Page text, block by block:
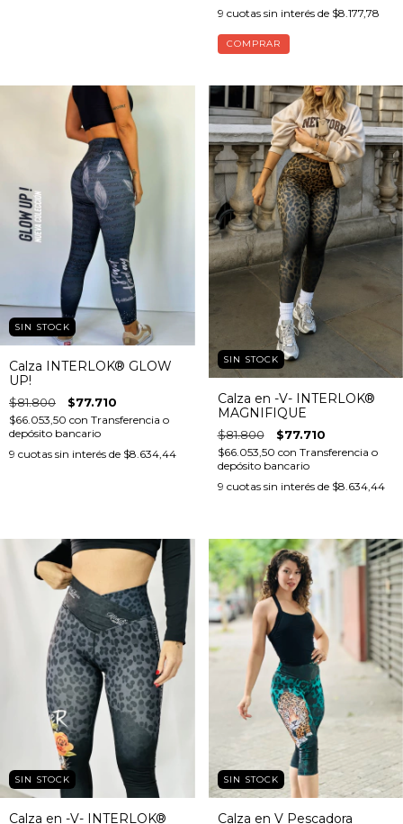
9 cuotas sin interés de $8.177,78
COMPRAR
SIN STOCK
Calza INTERLOK® GLOW
UP!
$81.800 $77.710
$66.053,50 con Transferencia o
depósito bancario
9 cuotas sin interés de $8.634,44
SIN STOCK
Calza en -V- INTERLOK®
MAGNIFIQUE
$81.800 $77.710
$66.053,50 con Transferencia o
depósito bancario
9 cuotas sin interés de $8.634,44
SIN STOCK
Calza en -V- INTERLOK®
SIN STOCK
Calza en V Pescadora